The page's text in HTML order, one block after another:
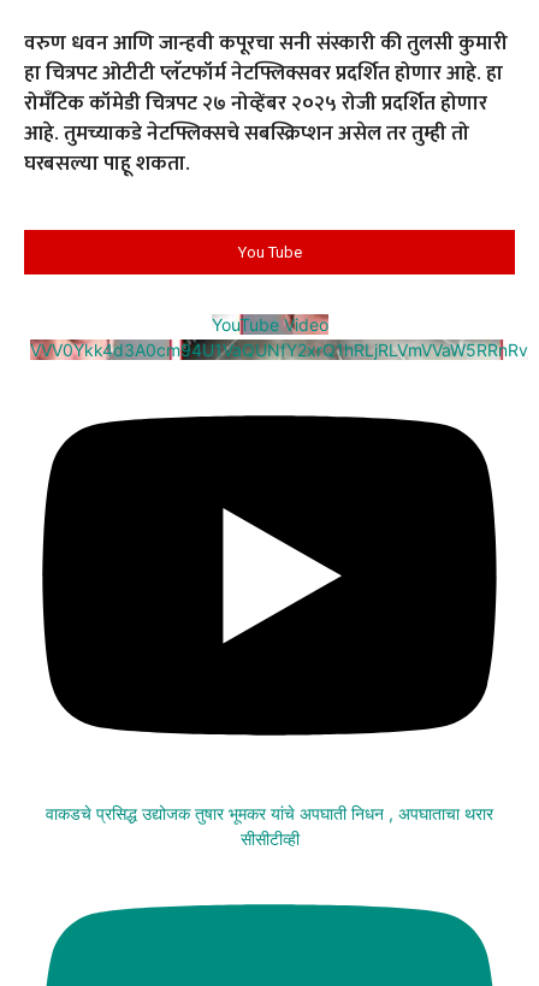
वरुण धवन आणि जान्हवी कपूरचा सनी संस्कारी की तुलसी कुमारी
हा चित्रपट ओटीटी प्लॅटफॉर्म नेटफ्लिक्सवर प्रदर्शित होणार आहे. हा
रोमँटिक कॉमेडी चित्रपट २७ नोव्हेंबर २०२५ रोजी प्रदर्शित होणार
आहे. तुमच्याकडे नेटफ्लिक्सचे सबस्क्रिप्शन असेल तर तुम्ही तो
घरबसल्या पाहू शकता.
You Tube
YouTube Video
VVV0Ykk4d3A0cm94U1VaQUNfY2xrQ1hRLjRLVmVVaW5RRnRv
वाकडचे प्रसिद्ध उद्योजक तुषार भूमकर यांचे अपघाती निधन , अपघाताचा थरार
सीसीटीव्ही